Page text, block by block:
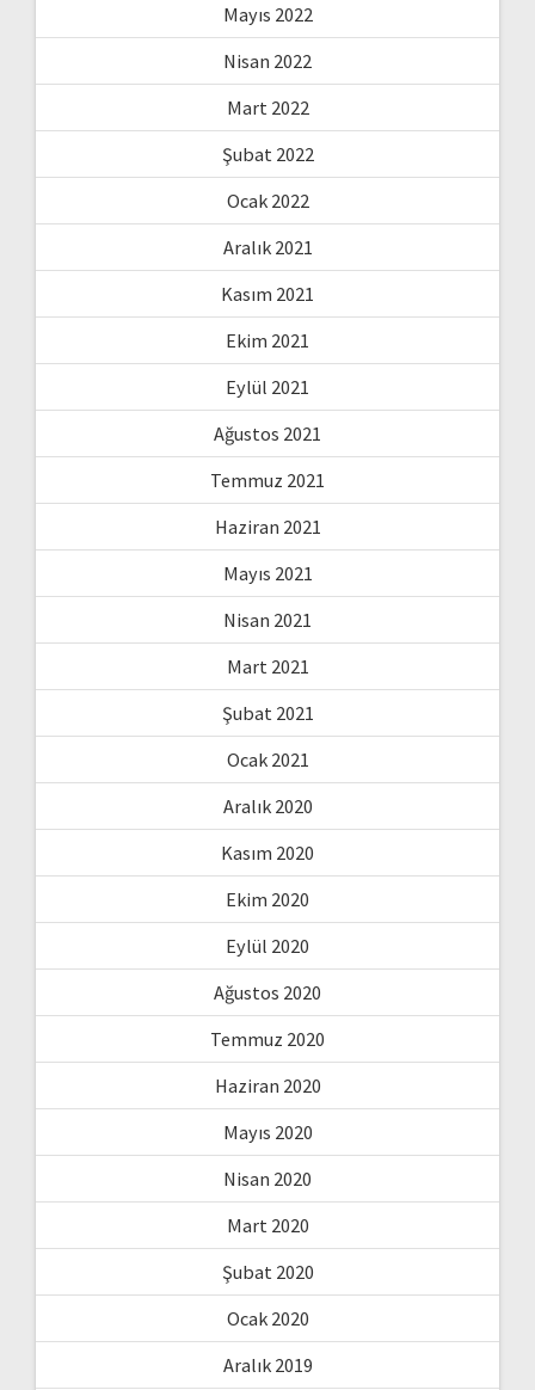
Mayıs 2022
Nisan 2022
Mart 2022
Şubat 2022
Ocak 2022
Aralık 2021
Kasım 2021
Ekim 2021
Eylül 2021
Ağustos 2021
Temmuz 2021
Haziran 2021
Mayıs 2021
Nisan 2021
Mart 2021
Şubat 2021
Ocak 2021
Aralık 2020
Kasım 2020
Ekim 2020
Eylül 2020
Ağustos 2020
Temmuz 2020
Haziran 2020
Mayıs 2020
Nisan 2020
Mart 2020
Şubat 2020
Ocak 2020
Aralık 2019